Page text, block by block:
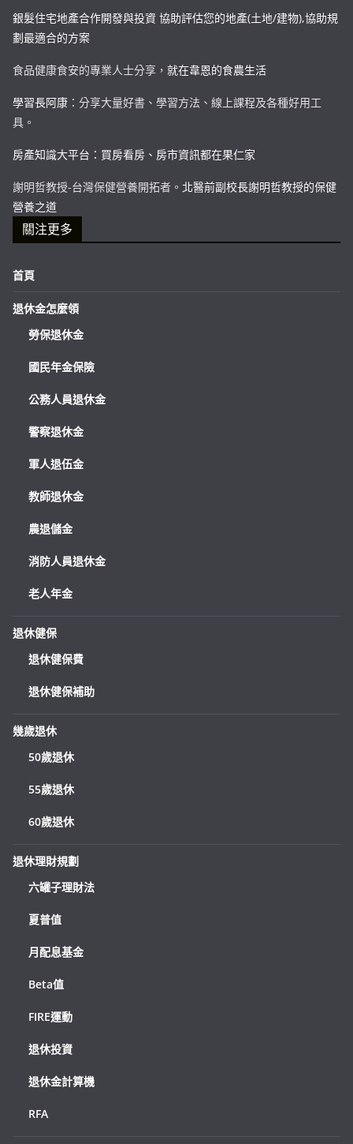
銀髮住宅地產合作開發與投資 協助評估您的地產(土地/建物),協助規
劃最適合的方案
食品健康食安的專業人士分享， 就在韋恩的食農生活
學習長阿康 ：分享大量好書、學習方法、線上課程及各種好用工
具。
房產知識大平台：買房看房、房市資訊都在果仁家
謝明哲教授-台灣保健營養開拓者。 北醫前副校長謝明哲教授的保健
營養之道
關注更多
首頁
退休金怎麼領
勞保退休金
國民年金保險
公務人員退休金
警察退休金
軍人退伍金
教師退休金
農退儲金
消防人員退休金
老人年金
退休健保
退休健保費
退休健保補助
幾歲退休
50歲退休
55歲退休
60歲退休
退休理財規劃
六罐子理財法
夏普值
月配息基金
Beta值
FIRE運動
退休投資
退休金計算機
RFA